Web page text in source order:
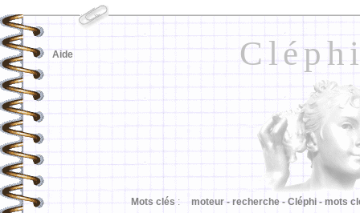
Aide
Mots clés : moteur - recherche - Cléphi - mots